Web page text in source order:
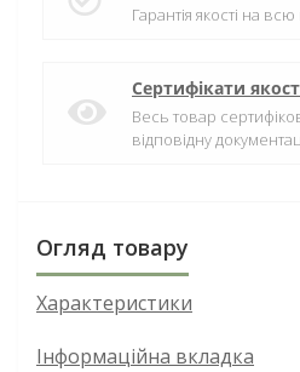
Гарантія якості на
Сертифікати
Весь товар
відповідну
Огляд товару
Характеристики
Інформаційна вкладка